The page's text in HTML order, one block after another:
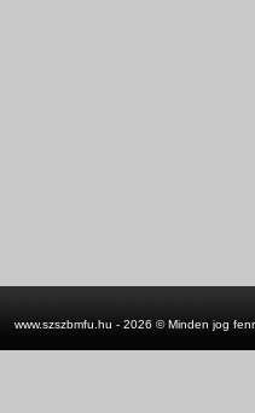
www.szszbmfu.hu - 2026 © Minden jog